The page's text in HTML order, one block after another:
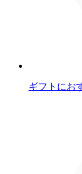
ギフトにお